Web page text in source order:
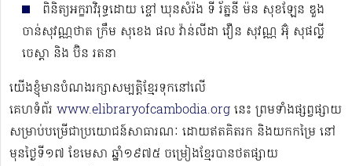
ពិនិត្យអក្ខរាវិរុទ្ធដោយ ខ្ចៅ ឃុនសំរ៉ង ទី រ័ត្ននី ម៉ន សុខឡែន ឌួង
ចាន់សុវណ្ណថាត ក្រឹម សុខេង ផល វ៉ាន់លីដា វឿន សុវណ្ណ អ៊ុំ សុផល្លី
ចេស្ដា និង ប៊ិន រតនា
យើងខ្ញុំមានបំណងរក្សាសម្បត្តិខ្មែរទុកនៅលើ
គេហទំព័រ www.elibraryofcambodia.org នេះ ព្រមទាំងផ្សព្វផ្សាយ
សម្រាប់បម្រើជាប្រយោជន៍សាធារណៈ ដោយឥតគិតរក និងយកកម្រៃ នៅ
មុនថ្ងៃទី១៧ ខែមេសា ឆ្នាំ១៩៧៥ ចម្រៀងខ្មែរបានថតផ្សាយ